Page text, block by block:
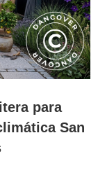
para
San